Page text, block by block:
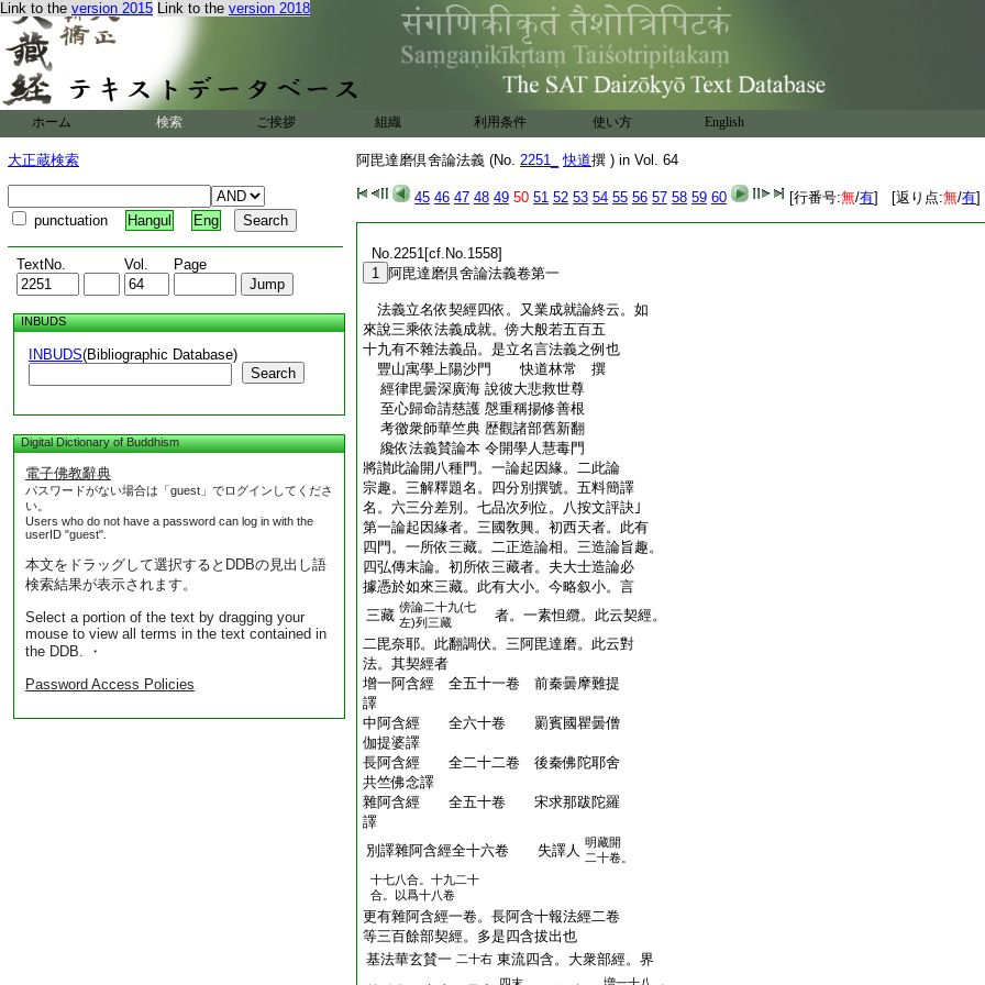
Link to the version 2015 Link to the version 2018
ホーム 検索 ご挨拶 組織 利用条件 使い方 English
大正蔵検索
punctuation Hangul Eng
TextNo. Vol. Page
INBUDS
INBUDS(Bibliographic Database)
Search
Digital Dictionary of Buddhism
電子佛教辭典
パスワードがない場合は「guest」でログインしてくださ
い。
Users who do not have a password can log in with the
userID "guest".
本文をドラッグして選択するとDDBの見出し語
検索結果が表示されます。
Select a portion of the text by dragging your
mouse to view all terms in the text contained in
the DDB. ・
Password Access Policies
阿毘達磨倶舍論法義 (No. 2251_ 快道撰 ) in Vol. 64
45 46 47 48 49 50 51 52 53 54 55 56 57 58 59 60 [行番号:無/有] [返り点:無/有]
No.2251[cf.No.1558]
1 阿毘達磨倶舍論法義卷第一
法義立名依契經四依。又業成就論終云。如
來說三乘依法義成就。傍大般若五百五
十九有不雜法義品。是立名言法義之例也
豐山寓學上陽沙門 快道林常 撰
經律毘曇深廣海 說彼大悲救世尊
至心歸命請慈護 慇重稱揚修善根
考徼衆師華竺典 歴觀諸部舊新翻
纔依法義賛論本 令開學人慧毒門
將讃此論開八種門。一論起因緣。二此論
宗趣。三解釋題名。四分別撰號。五料簡譯
名。六三分差別。七品次列位。八按文評訣｣
第一論起因緣者。三國敎興。初西天者。此有
四門。一所依三藏。二正造論相。三造論旨趣。
四弘傳末論。初所依三藏者。夫大士造論必
據憑於如來三藏。此有大小。今略叙小。言
三藏 傍論二十九(七
左)列三藏
者。一素怛纜。此云契經。
二毘奈耶。此翻調伏。三阿毘達磨。此云對
法。其契經者
增一阿含經 全五十一卷 前秦曇摩難提
譯
中阿含經 全六十卷 罽賓國瞿曇僧
伽提婆譯
長阿含經 全二十二卷 後秦佛陀耶舍
共竺佛念譯
雜阿含經 全五十卷 宋求那跋陀羅
譯
別譯雜阿含經全十六卷 失譯人 明藏開
二十卷。
十七八合。十九二十
合。以爲十八卷
更有雜阿含經一卷。長阿含十報法經二卷
等三百餘部契經。多是四含拔出也
基法華玄賛一 二十右 東流四含。大衆部經。界